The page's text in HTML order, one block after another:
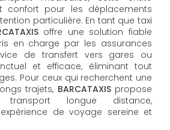
confort pour les déplacements
particulière. En tant que taxi
offre une solution fiable
en charge par les assurances
de transfert vers gares ou
et efficace, éliminant tout
Pour ceux qui recherchent une
trajets, BARCATAXISpropose
longue distance,
de voyage sereine et